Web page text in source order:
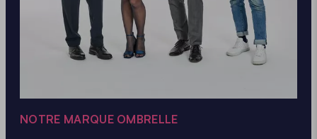
NOTRE MARQUE OMBRELLE